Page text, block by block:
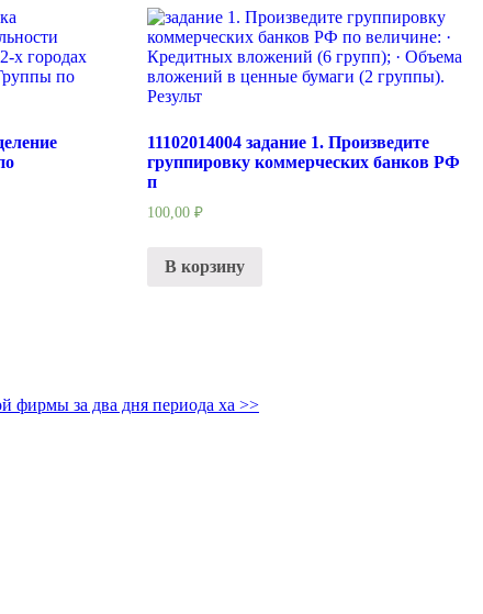
11102014004 задание 1. Произведите
группировку коммерческих банков РФ
п
100,00 ₽
В корзину
фирмы за два дня периода ха >>